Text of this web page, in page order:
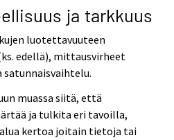
ja tarkkuus
luotettavuuteen
edellä), mittausvirheet
satunnaisvaihtelu.
muassa siitä, että
ja tulkita eri tavoilla,
kertoa joitain tietoja tai